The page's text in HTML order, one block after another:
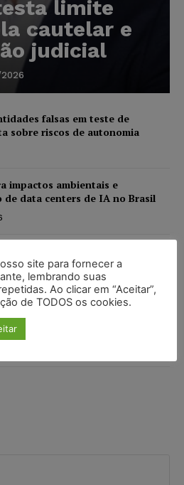
limite
cautelar e
judicial
falsas em teste de
sobre riscos de autonomia
impactos ambientais e
de data centers de IA no Brasil
digital e lacração
constitucionalidade da
no Brasil
site para fornecer a
lembrando suas
Ao clicar em “Aceitar”,
de TODOS os cookies.